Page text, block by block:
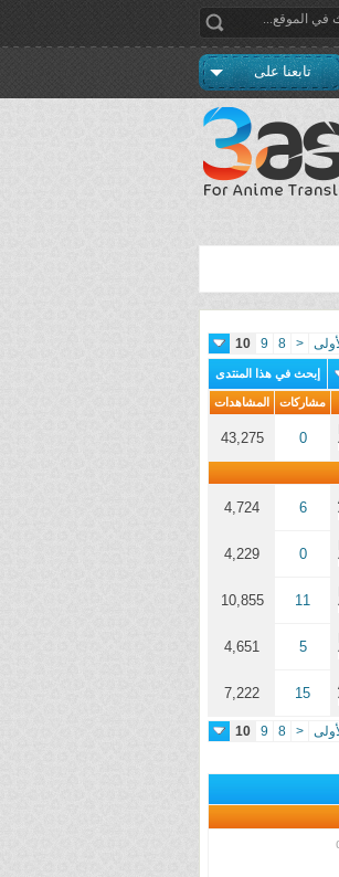
تابعنا على
<
8
9
10
إبحث في هذا المنتدى
مشاركات المشاهدات
0
43,275
6
4,724
0
4,229
11
10,855
5
4,651
15
7,222
<
8
9
10